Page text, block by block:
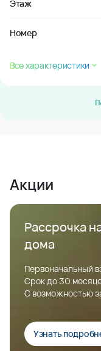
Этаж
Номер
Все характеристики
Акции
Рассрочка
дома
Первоначальный
Срок до 30
С возможностью
Узнать